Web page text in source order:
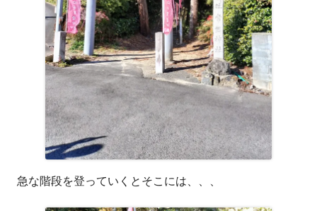
開
き
ま
す
急な階段を登っていくとそこには、、、